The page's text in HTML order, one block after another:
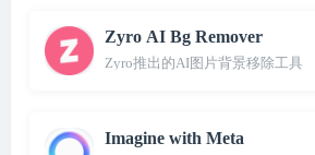
Zyro AI Bg Remover
Zyro推出的AI图片背景移除工具
Imagine with Meta